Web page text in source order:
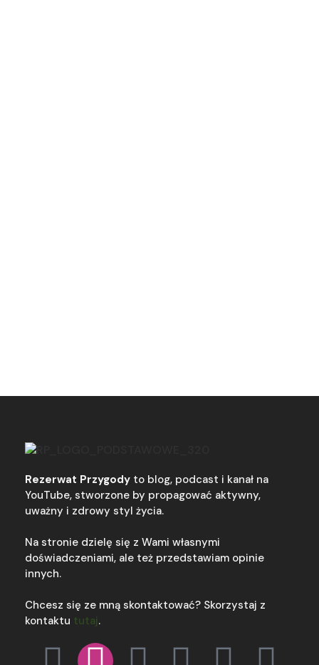
Rezerwat Przygody to blog, podcast i kanał na
YouTube, stworzone by propagować aktywny,
uważny i zdrowy styl życia.
Na stronie dzielę się z Wami własnymi
doświadczeniami, ale też przedstawiam opinie
innych.
Chcesz się ze mną skontaktować? Skorzystaj z
kontaktu tutaj.